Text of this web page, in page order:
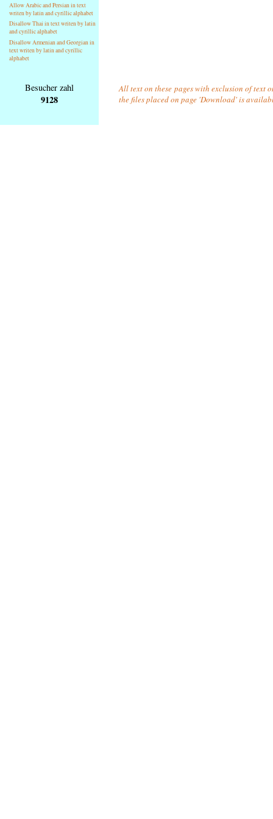
Allow Arabic and Persian in text
writen by latin and cyrillic alphabet
Disallow Thai in text writen by latin
and cyrillic alphabet
Disallow Armenian and Georgian in
text writen by latin and cyrillic
alphabet
Besucher zahl
9128
All text on these pages with exclusion of text
the files placed on page 'Download' is